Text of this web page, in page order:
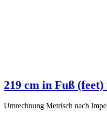
219 cm in Fuß
Umrechnung Metrisch nach